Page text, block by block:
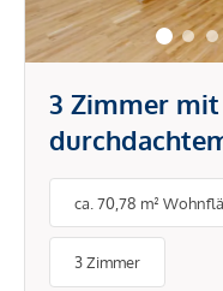
3 Zimmer mit
attraktiver
wohnen und
bezugsfertig
ca. 70,78 m²
3 Zimmer